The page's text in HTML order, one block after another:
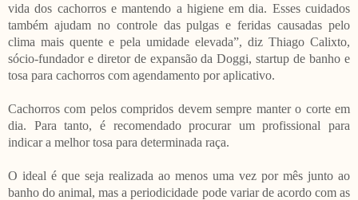
vida dos cachorros e mantendo a higiene em dia. Esses cuidados
também ajudam no controle das pulgas e feridas causadas pelo
clima mais quente e pela umidade elevada”, diz Thiago Calixto,
sócio-fundador e diretor de expansão da Doggi, startup de banho e
tosa para cachorros com agendamento por aplicativo.
Cachorros com pelos compridos devem sempre manter o corte em
dia. Para tanto, é recomendado procurar um profissional para
indicar a melhor tosa para determinada raça.
O ideal é que seja realizada ao menos uma vez por mês junto ao
banho do animal, mas a periodicidade pode variar de acordo com as